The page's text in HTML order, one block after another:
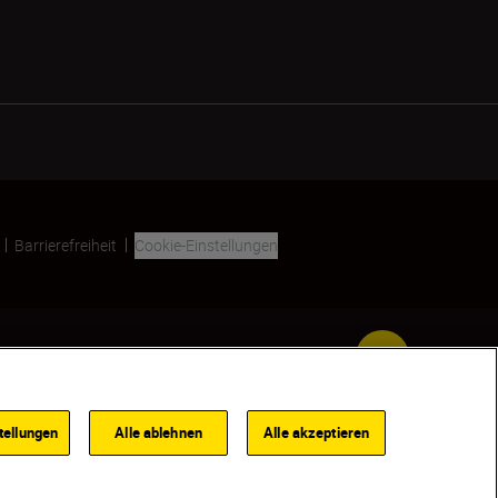
VERFÜGBARKEIT BENACHRICHTIGEN
Barrierefreiheit
Cookie-Einstellungen
SKIP
Alle ablehnen Alle akzeptieren